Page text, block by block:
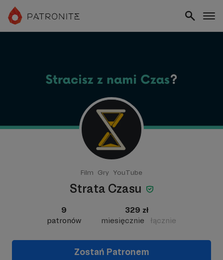
Film Gry YouTube
Strata Czasu
9
patronów
329 zł
miesięcznie
łącznie
Zostań Patronem